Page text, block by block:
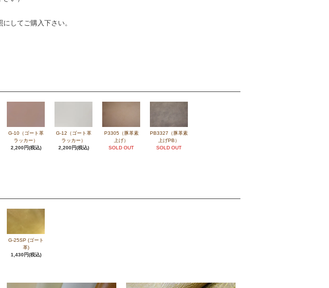
してご購入下さい。
G-10（ゴート革
ラッカー）
2,200円(税込)
G-12（ゴート革
ラッカー）
2,200円(税込)
P3305（豚革素
上げ）
SOLD OUT
PB3327（豚革素
上げPB）
SOLD OUT
G-25SP (ゴート
革)
1,430円(税込)